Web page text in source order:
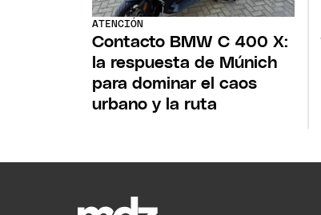
ATENCIÓN
Contacto BMW C 400 X:
la respuesta de Múnich
para dominar el caos
urbano y la ruta